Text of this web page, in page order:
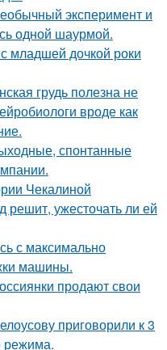
эксперимент и
одной шаурмой.
младшей дочкой роки
грудь полезна не
вроде как
спонтанные
Чекалиной
решит, ужесточать ли ей
с максимально
машины.
продают свои
приговорили к 3
режима.